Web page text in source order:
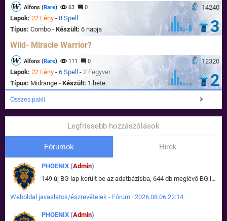
14240
Alfons (Rare) 63 0
Lapok: 22 Lény - 8 Spell
Típus: Combo - Készült: 6 napja 3
Wild- Miracle Warrior?
12320
Alfons (Rare) 111 0
Lapok: 22 Lény - 6 Spell - 2 Fegyver
Típus: Midrange - Készült: 1 hete 2
Összes pakli
Legfrissebb hozzászólások
Fórumok Hirek
PHOENIX (Admin)
149 új BG lap került be az adatbázisba, 644 db meglévő BG lap módosult, bekerültek az új képek a megváltozott lapokhoz is.
Weboldal javaslatok/észrevételek - Fórum · 2026.08.06 22:14
PHOENIX (Admin)